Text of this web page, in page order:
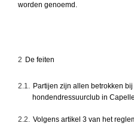
worden genoemd.
2 De feiten
2.1. Partijen zijn allen betrokken
hondendressuurclub in
2.2. Volgens artikel 3 van het